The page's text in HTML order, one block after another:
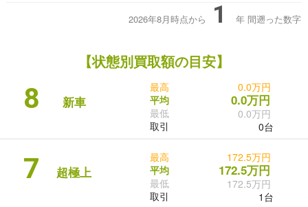
2026年8月時点から 1 年 間遡った数字
【状態別買取額の目安】
8 新車
最高
平均
最低
取引
0.0万円
0.0万円
0.0万円
0台
7 超極上
最高
平均
最低
取引
172.5万円
172.5万円
172.5万円
1台